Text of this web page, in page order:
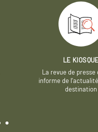
LE
La revue de presse
informe de
destination